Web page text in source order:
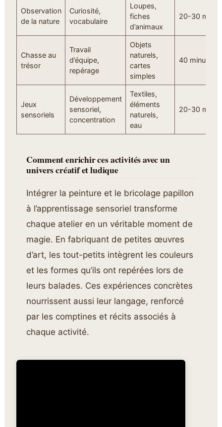
Observation
de la nature
Curiosité,
vocabulaire
Loupes,
fiches
d’animaux
20-30
Chasse au
trésor
Travail
d’équipe,
repérage
Objets
naturels,
cartes
simples
40 minutes
Jeux
sensoriels
Développement
sensoriel,
concentration
Textiles,
éléments
naturels,
eau
20-30
Comment enrichir ces activités avec un
univers créatif et ludique
Intégrer la peinture et le bricolage papillon
à l’apprentissage sensoriel transforme
chaque atelier en un véritable moment de
magie. En fabriquant de petites œuvres
d’art, les tout-petits intègrent les couleurs
et les formes qu’ils ont repérées lors de
leurs balades. Ces expériences concrètes
nourrissent aussi leur langage, renforcé
par les comptines et récits associés à
chaque activité.